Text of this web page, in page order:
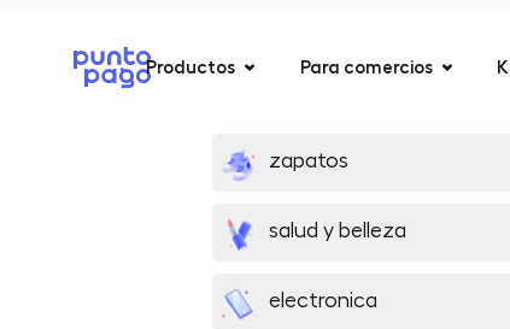
Productos Para comercios
zapatos
salud y belleza
electronica